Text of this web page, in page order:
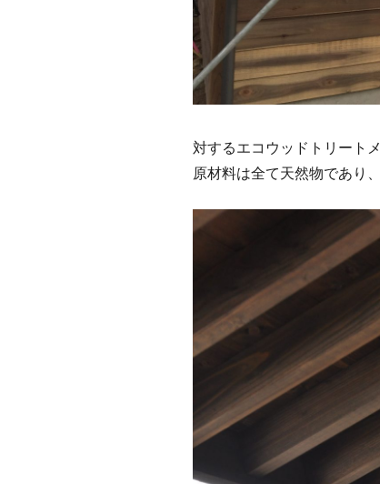
対するエコウッドトリート
原材料は全て天然物であり